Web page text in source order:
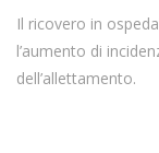
Il ricovero in
l’aumento di
dell’allettamento.